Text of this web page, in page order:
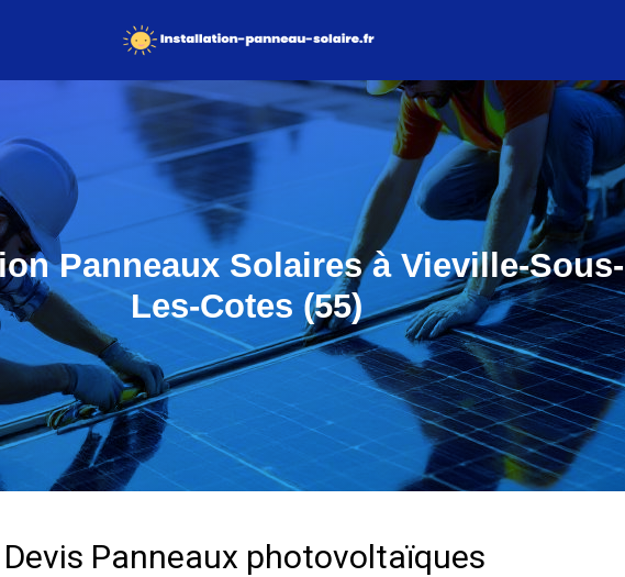
Panneaux Solaires à Vieville-Sous-
Les-Cotes (55)
Devis Panneaux photovoltaïques